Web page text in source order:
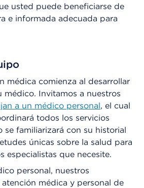
l
o
usted puede beneficiarse de
e informada adecuada para
médica comienza al desarrollar
médico. Invitamos a nuestros
a un médico personal, el cual
todos los servicios
se familiarizará con su historial
únicas sobre la salud para
especialistas que necesite.
personal, nuestros
médica y personal de